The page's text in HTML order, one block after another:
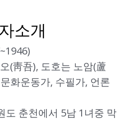
소개
(靑吾), 도호는 노암(蘆
화운동가, 수필가, 언론
도 춘천에서 5남 1녀중 막